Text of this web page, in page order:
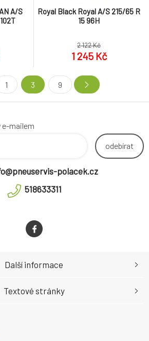
A/S
Royal Black Royal A/S 215/65 R
15 96H
2 122 Kč
1 245 Kč
1 3 9
e-mailem
odebírat
polacek.cz
518633311
Další informace
Textové stránky